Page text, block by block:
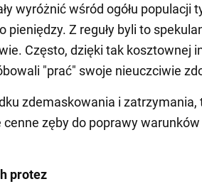
wyróżnić wśród ogółu populacji
pieniędzy. Z reguły byli to
Często, dzięki tak kosztownej
"prać" swoje nieuczciwie
zdemaskowania i zatrzymania,
zęby do poprawy
protez